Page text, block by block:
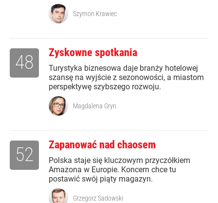
Szymon Krawiec
Zyskowne spotkania
Turystyka biznesowa daje branży hotelowej
szansę na wyjście z sezonowości, a miastom
perspektywę szybszego rozwoju.
48
Magdalena Gryn
Zapanować nad chaosem
Polska staje się kluczowym przyczółkiem
Amazona w Europie. Koncern chce tu
postawić swój piąty magazyn.
52
Grzegorz Sadowski